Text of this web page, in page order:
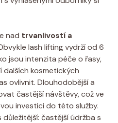
nad trvanlivostí a
lash lifting vydrží od 6
jsou intenzita péče o řasy,
dalších kosmetických
ovlivnit. Dlouhodobější a
častější návštěvy, což ve
investici do této služby.
častější údržba s